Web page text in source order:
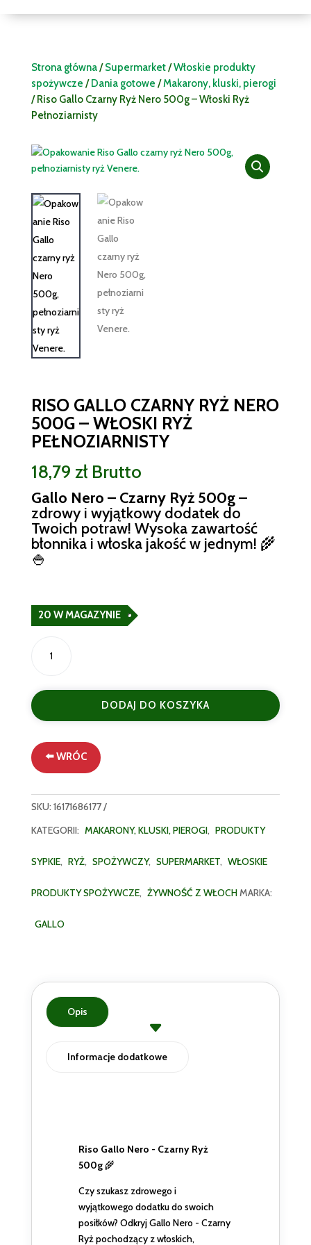
Strona główna/Supermarket/Włoskie produkty
spożywcze /Dania gotowe /Makarony, kluski, pierogi
/ Riso Gallo Czarny Ryż Nero 500g – Włoski Ryż
Pełnoziarnisty
RISO GALLO CZARNY RYŻ NERO
500G – WŁOSKI RYŻ
PEŁNOZIARNISTY
18,79 zł Brutto
Gallo Nero – Czarny Ryż 500g–
zdrowy i wyjątkowy dodatek do
Twoich potraw! Wysoka zawartość
błonnika i włoska jakość w jednym! 🌾
🍚
20 W MAGAZYNIE
Czarny
Ryż
Nero
-
Włoski
Pełnoziarnisty
DODAJ DO KOSZYKA
⬅️ WRÓC
SKU:16171686177
KATEGORII: MAKARONY, KLUSKI, PIEROGI, PRODUKTY
SYPKIE, RYŻ, SPOŻYWCZY, SUPERMARKET, WŁOSKIE
PRODUKTY SPOŻYWCZE, ŻYWNOŚĆ Z WŁOCH MARKA:
GALLO
Opis
Informacje dodatkowe
Riso Gallo Nero - Czarny Ryż
500g🌾
Czy szukasz zdrowego i
wyjątkowego dodatku do swoich
posiłków? Odkryj Gallo Nero - Czarny
Ryż pochodzący z włoskich,